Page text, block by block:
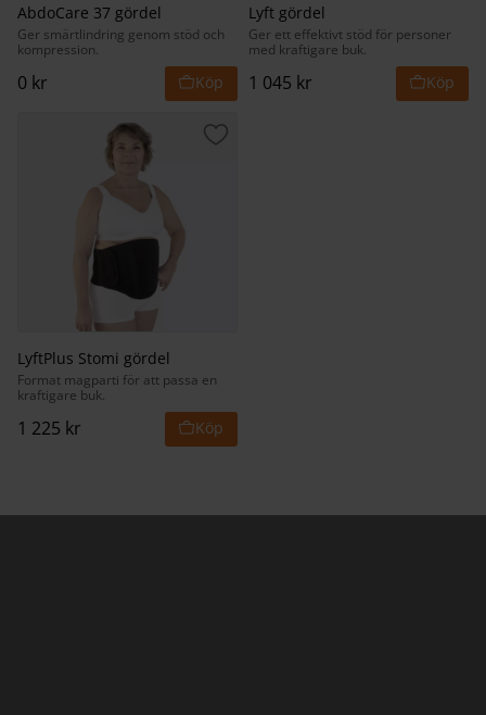
AbdoCare 37 gördel
Ger smärtlindring genom stöd och
kompression.
0 kr
Lyft gördel
Ger ett effektivt stöd för personer
med kraftigare buk.
1 045 kr
LyftPlus Stomi gördel
Format magparti för att passa en
kraftigare buk.
1 225 kr
Lägg till i favoriter